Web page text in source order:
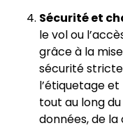
Sécurité et
le vol ou
grâce à la
sécurité
l’étiquetage
tout au long
données, de la